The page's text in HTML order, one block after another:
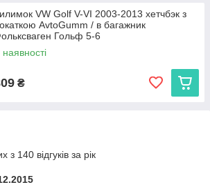
VW Golf V-VI 2003-2013 хетчбэк з
AvtoGumm / в багажник
Гольф 5-6
наявності
₴
з 140 відгуків за рік